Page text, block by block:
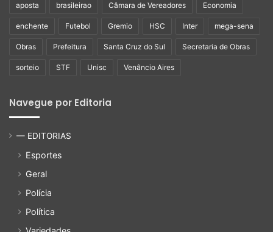
aposta brasileirao Câmara de Vereadores Economia
enchente Futebol Gremio HSC Inter mega-sena
Obras Prefeitura Santa Cruz do Sul Secretaria de Obras
sorteio STF Unisc Venâncio Aires
Navegue por Editoria
— EDITORIAS
Esportes
Geral
Polícia
Política